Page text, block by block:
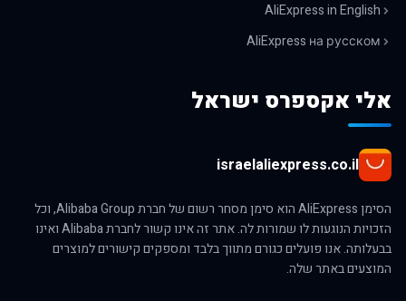
AliExpress in English
AliExpress на русском
אלי אקספרס ישראל
israelaliexpress.co.il
הסימן AliExpress הוא סימן מסחר רשום של חברת Alibaba Group, וכל
הזכויות הנוגעות לו שמורות לה. אתר זה אינו קשור לחברת Alibaba ואינו
בבעלותה. אנו פועלים כגורם מתווך בלבד ומספקים קישורים למוצרים
המוצעים באתר שלה.